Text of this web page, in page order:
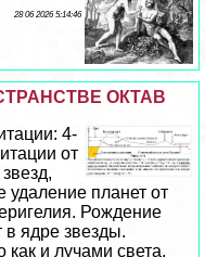
28 06 2026 5:14:46
ОКТАВ
4-
от
удаление планет от
Рождение
ядре звезды.
и лучами света,